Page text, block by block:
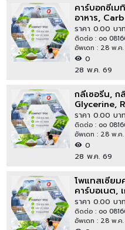
คาร์บอกซีเม
อาหาร,
Food
ราคา 0.00 บาท
ติดต่อ : oo
อัพเดท : 28 พ.ค.
0
28 พ.ค. 69
กลีเซอรีน, ก
Glycerine,
USP Grade
ราคา 0.00 บาท
ติดต่อ : oo
อัพเดท : 28 พ.ค.
0
28 พ.ค. 69
โพแทสเซียม
คาร์บอเนต,
Carbonate,
ราคา 0.00 บาท
ติดต่อ : oo
อัพเดท : 28 พ.ค.